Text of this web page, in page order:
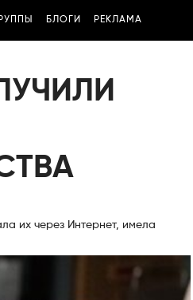
БЛОГИ РЕКЛАМА
их через Интернет, имела